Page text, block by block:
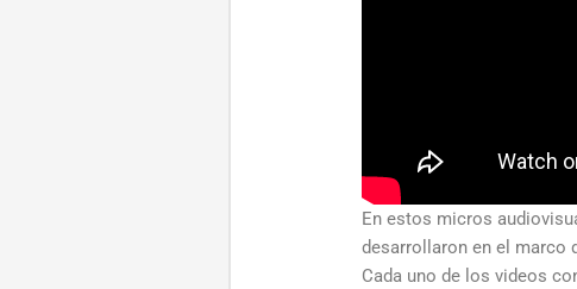
En estos micros
desarrollaron en el marco
Cada uno de los videos